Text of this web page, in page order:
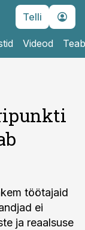
Telli
Videod
töötajaid
ei
ja reaalsuse